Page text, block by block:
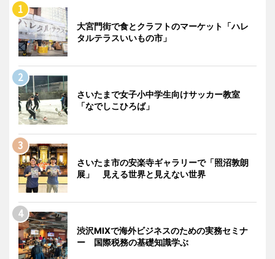
大宮門街で食とクラフトのマーケット「ハレ
タルテラスいいもの市」
さいたまで女子小中学生向けサッカー教室
「なでしこひろば」
さいたま市の安楽寺ギャラリーで「照沼敦朗
展」 見える世界と見えない世界
渋沢MIXで海外ビジネスのための実務セミナ
ー 国際税務の基礎知識学ぶ